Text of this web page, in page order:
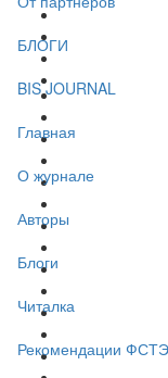
БЛОГИ
BIS JOURNAL
Главная
О журнале
Авторы
Блоги
Читалка
Рекомендации